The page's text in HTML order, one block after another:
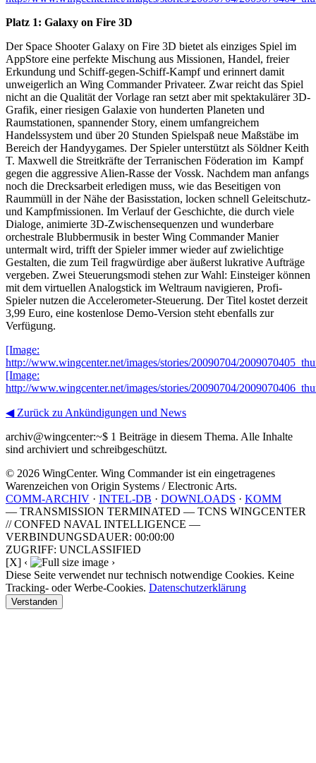
Platz 1: Galaxy on Fire 3D
Der Space Shooter Galaxy on Fire 3D bietet als einziges Spiel im
AppStore eine perfekte Mischung aus Missionen, Handel, freier
Erkundung und Schiff-gegen-Schiff-Kampf und erinnert damit
unweigerlich an Wing Commander Privateer. Zwar reicht das Spiel
nicht an die Qualität der Vorlage ran setzt aber mit spektakulärer 3D-
Grafik, einer riesigen Galaxie von hunderten Planeten und
Raumstationen, spannender Story, einem umfangreichem
Handelssystem und über 20 Stunden Spielspaß neue Maßstäbe im
Bereich der Handyygames. Der Spieler unterstützt als Söldner Keith
T. Maxwell die Streitkräfte der Terranischen Föderation im Kampf
gegen die aggressive Alien-Rasse der Vossk. Nachdem man anfangs
noch die Drecksarbeit erledigen muss, wie das Beseitigen von
Raummüll in der Nähe der Basisstation, locken schnell Geleitschutz-
und Kampfmissionen. Im Verlauf der Geschichte, die durch viele
Dialoge, animierte 3D-Zwischensequenzen und wunderbare
orchestrale Blubbermusik in bester Wing Commander Manier
untermalt wird, trifft der Spieler immer wieder auf zwielichtige
Gestalten, die zum Teil fragwürdige aber äußerst lukrative Aufträge
vergeben. Zwei Steuerungsmodi stehen zur Wahl: Einsteiger können
mit dem virtuellen Analogstick im Weltraum navigieren, Profi-
Spieler nutzen die Accelerometer-Steuerung. Der Titel kostet derzeit
3,99 Euro, eine kostenlose Demo-Version steht ebenfalls zur
Verfügung.
[Image:
http://www.wingcenter.net/images/stories/20090704/
[Image:
http://www.wingcenter.net/images/stories/20090704/
◀ Zurück zu Ankündigungen und News
archiv@wingcenter:~$ 1 Beiträge in diesem Thema. Alle Inhalte
sind archiviert und schreibgeschützt.
© 2026 WingCenter. Wing Commander ist ein eingetragenes
Warenzeichen von Origin Systems / Electronic Arts.
COMM-ARCHIV · INTEL-DB · DOWNLOADS · KOMM
— TRANSMISSION TERMINATED — TCNS WINGCENTER
// CONFED NAVAL INTELLIGENCE —
VERBINDUNGSDAUER: 00:00:00
ZUGRIFF: UNCLASSIFIED
[X] ‹
›
Diese Seite verwendet nur technisch notwendige Cookies. Keine
Tracking- oder Werbe-Cookies. Datenschutzerklärung
Verstanden